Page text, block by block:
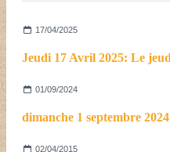
17/04/2025
01/09/2024
dimanche 1 septembre 2024
02/04/2015